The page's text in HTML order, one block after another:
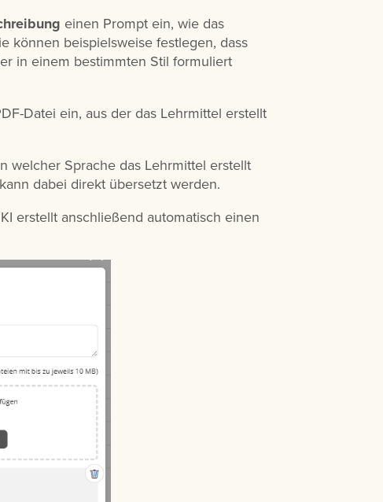
einen Prompt ein, wie das
können beispielsweise festlegen, dass
in einem bestimmten Stil formuliert
Datei ein, aus der das Lehrmittel erstellt
welcher Sprache das Lehrmittel erstellt
dabei direkt übersetzt werden.
erstellt anschließend automatisch einen